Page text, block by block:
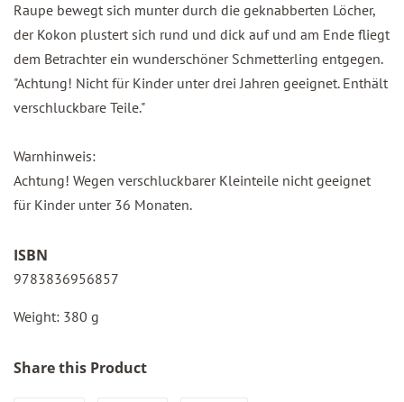
Raupe bewegt sich munter durch die geknabberten Löcher,
der Kokon plustert sich rund und dick auf und am Ende fliegt
dem Betrachter ein wunderschöner Schmetterling entgegen.
"Achtung! Nicht für Kinder unter drei Jahren geeignet. Enthält
verschluckbare Teile."
Warnhinweis:
Achtung! Wegen verschluckbarer Kleinteile nicht geeignet
für Kinder unter 36 Monaten.
ISBN
9783836956857
Weight: 380 g
Share this Product